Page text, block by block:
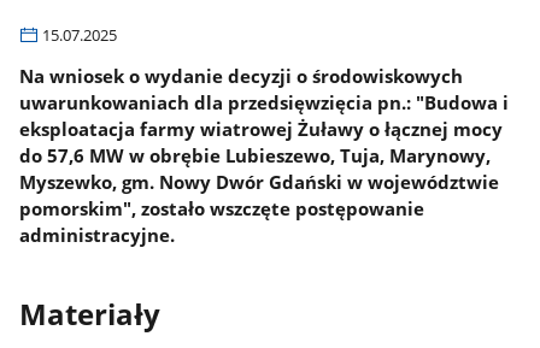
15.07.2025
Na wniosek o wydanie decyzji o środowiskowych
uwarunkowaniach dla przedsięwzięcia pn.: "Budowa i
eksploatacja farmy wiatrowej Żuławy o łącznej mocy
do 57,6 MW w obrębie Lubieszewo, Tuja, Marynowy,
Myszewko, gm. Nowy Dwór Gdański w województwie
pomorskim", zostało wszczęte postępowanie
administracyjne.
Materiały